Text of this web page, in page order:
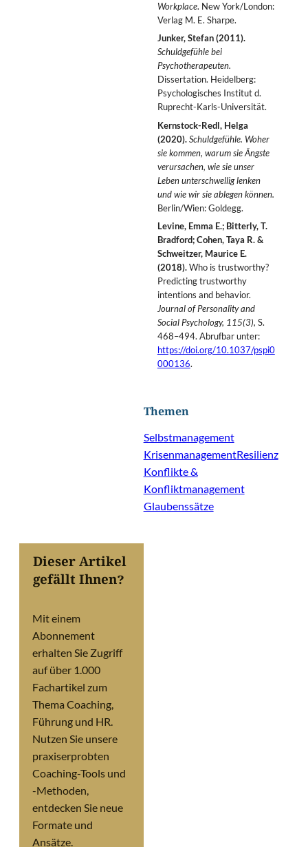
Workplace. New York/London:
Verlag M. E. Sharpe.
Junker, Stefan (2011).
Schuldgefühle bei
Psychotherapeuten.
Dissertation. Heidelberg:
Psychologisches Institut d.
Ruprecht-Karls-Universität.
Kernstock-Redl, Helga
(2020). Schuldgefühle. Woher
sie kommen, warum sie Ängste
verursachen, wie sie unser
Leben unterschwellig lenken
und wie wir sie ablegen können.
Berlin/Wien: Goldegg.
Levine, Emma E.; Bitterly, T.
Bradford; Cohen, Taya R. &
Schweitzer, Maurice E.
(2018).Who is trustworthy?
Predicting trustworthy
intentions and behavior.
Journal of Personality and
Social Psychology, 115(3), S.
468–494. Abrufbar unter:
https://doi.org/10.1037/pspi0
000136.
Themen
Selbstmanagement
KrisenmanagementResilienz
Konflikte &
Konfliktmanagement
Glaubenssätze
Dieser Artikel
gefällt Ihnen?
Mit einem
Abonnement
erhalten Sie Zugriff
auf über 1.000
Fachartikel zum
Thema Coaching,
Führung und HR.
Nutzen Sie unsere
praxiserprobten
Coaching-Tools und
-Methoden,
entdecken Sie neue
Formate und
Ansätze.